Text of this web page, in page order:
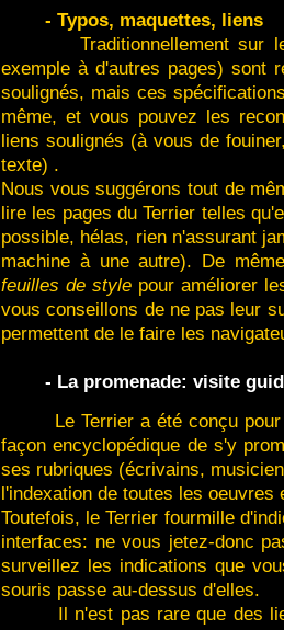
- Typos, maquettes, liens
Traditionnellement sur
exemple à d'autres pages) sont
soulignés, mais ces
même, et vous pouvez les
liens soulignés (à vous de
texte) .
Nous vous suggérons tout de
lire les pages du Terrier telles
possible, hélas, rien n'assurant
machine à une autre). De
feuilles de stylepour améliorer
vous conseillons de ne pas leur
permettent de le faire les
- La promenade: visite
Le Terrier a été conçu
façon encyclopédique de s'y
ses rubriques (écrivains,
l'indexation de toutes les oeuvres
Toutefois, le Terrier fourmille
interfaces: ne vous jetez-donc
surveillez les indications que
souris passe au-dessus d'elles.
Il n'est pas rare que des